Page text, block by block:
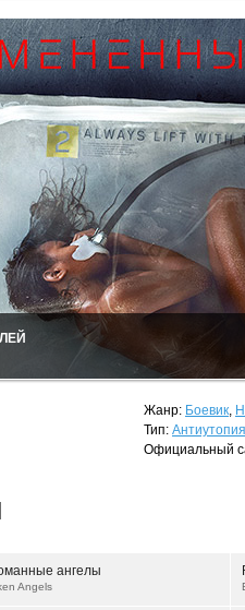
Жанр: Боевик,
Тип: Антиутопия
Официальный
ангелы
Angels